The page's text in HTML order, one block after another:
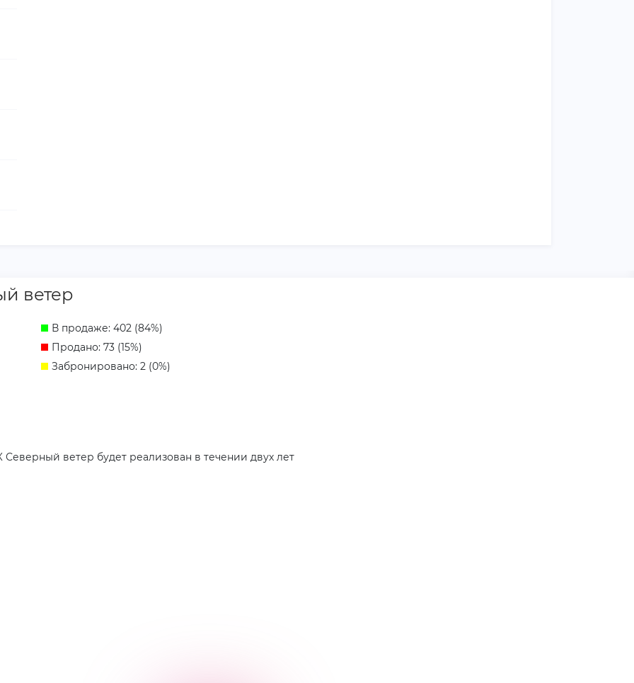
ветер
В продаже: 402 (84%)
Продано: 73 (15%)
Забронировано: 2 (0%)
ветер будет реализован в течении двух лет